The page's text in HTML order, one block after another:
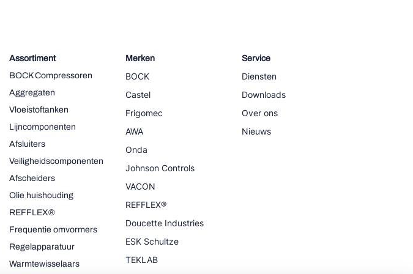
Assortiment
BOCK Compressoren
Aggregaten
Vloeistoftanken
Lijncomponenten
Afsluiters
Veiligheidscomponenten
Afscheiders
Olie huishouding
REFFLEX®
Frequentie omvormers
Regelapparatuur
Warmtewisselaars
Merken
BOCK
Castel
Frigomec
AWA
Onda
Johnson Controls
VACON
REFFLEX®
Doucette Industries
ESK Schultze
TEKLAB
Service
Diensten
Downloads
Over ons
Nieuws